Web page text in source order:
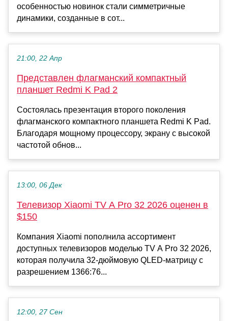
особенностью новинок стали симметричные
динамики, созданные в сот...
21:00, 22 Апр
Представлен флагманский компактный
планшет Redmi K Pad 2
Состоялась презентация второго поколения
флагманского компактного планшета Redmi K Pad.
Благодаря мощному процессору, экрану с высокой
частотой обнов...
13:00, 06 Дек
Телевизор Xiaomi TV A Pro 32 2026 оценен в
$150
Компания Xiaomi пополнила ассортимент
доступных телевизоров моделью TV A Pro 32 2026,
которая получила 32-дюймовую QLED-матрицу с
разрешением 1366:76...
12:00, 27 Сен